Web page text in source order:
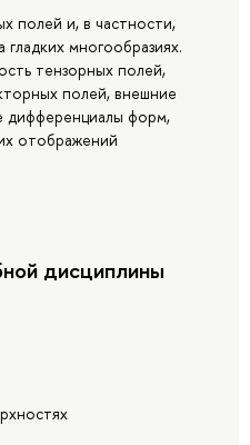
полей и, в частности,
многообразиях.
тензорных полей,
полей, внешние
дифференциалы форм,
отображений
дисциплины